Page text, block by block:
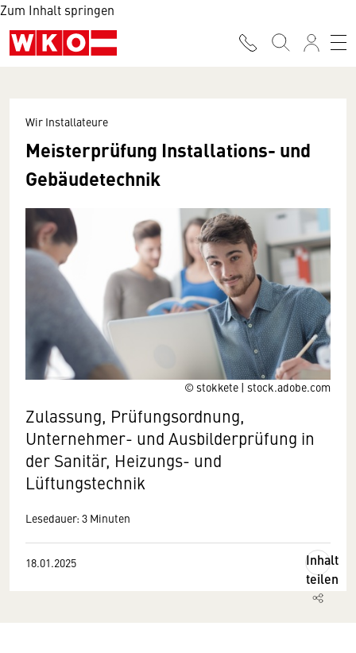
Zum Inhalt springen
© stokkete | stock.adobe.com
Wir Installateure
Meisterprüfung Installations- und
Gebäudetechnik
Zulassung, Prüfungsordnung,
Unternehmer- und Ausbilderprüfung in
der Sanitär, Heizungs- und
Lüftungstechnik
Lesedauer: 3 Minuten
18.01.2025
Inhalt
teilen